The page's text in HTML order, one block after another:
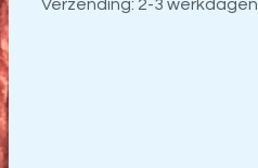
Verzending: 2-3 werkdagen